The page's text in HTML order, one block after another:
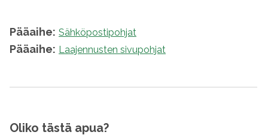
Pääaihe: Sähköpostipohjat
Pääaihe: Laajennusten sivupohjat
Oliko tästä apua?